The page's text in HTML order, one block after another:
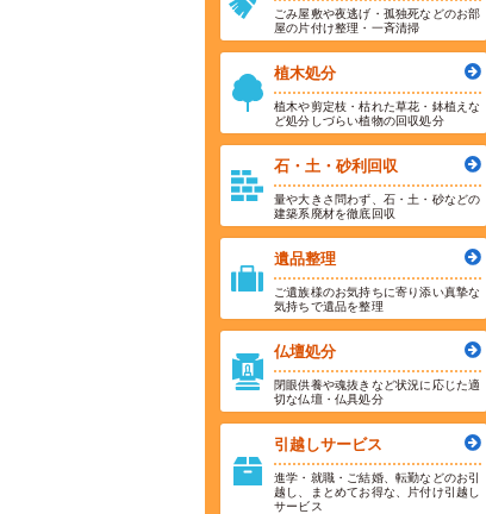
ごみ屋敷や夜逃げ・孤独死などのお部
屋の片付け整理・一斉清掃
植木処分
植木や剪定枝・枯れた草花・鉢植えな
ど処分しづらい植物の回収処分
石・土・砂利回収
量や大きさ問わず、石・土・砂などの
建築系廃材を徹底回収
遺品整理
ご遺族様のお気持ちに寄り添い真摯な
気持ちで遺品を整理
仏壇処分
閉眼供養や魂抜きなど状況に応じた適
切な仏壇・仏具処分
引越しサービス
進学・就職・ご結婚、転勤などのお引
越し、まとめてお得な、片付け引越し
サービス